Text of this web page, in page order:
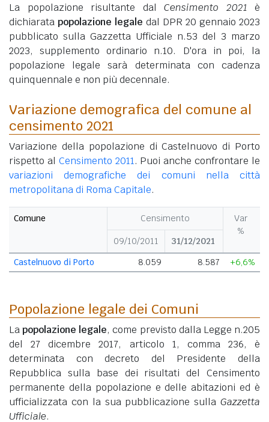
La popolazione risultante dal Censimento 2021 è
dichiarata popolazione legale dal DPR 20 gennaio 2023
pubblicato sulla Gazzetta Ufficiale n.53 del 3 marzo
2023, supplemento ordinario n.10. D'ora in poi, la
popolazione legale sarà determinata con cadenza
quinquennale e non più decennale.
Variazione demografica del comune al
censimento 2021
Variazione della popolazione di Castelnuovo di Porto
rispetto al Censimento 2011. Puoi anche confrontare le
variazioni demografiche dei comuni nella città
metropolitana di Roma Capitale.
Comune Censimento
Var
%
09/10/2011
31/12/2021
Castelnuovo di Porto
8.059 8.587 +6,6%
Popolazione legale dei Comuni
Lapopolazione legale, come previsto dalla Legge n.205
del 27 dicembre 2017, articolo 1, comma 236, è
determinata con decreto del Presidente della
Repubblica sulla base dei risultati del Censimento
permanente della popolazione e delle abitazioni ed è
ufficializzata con la sua pubblicazione sulla Gazzetta
Ufficiale.